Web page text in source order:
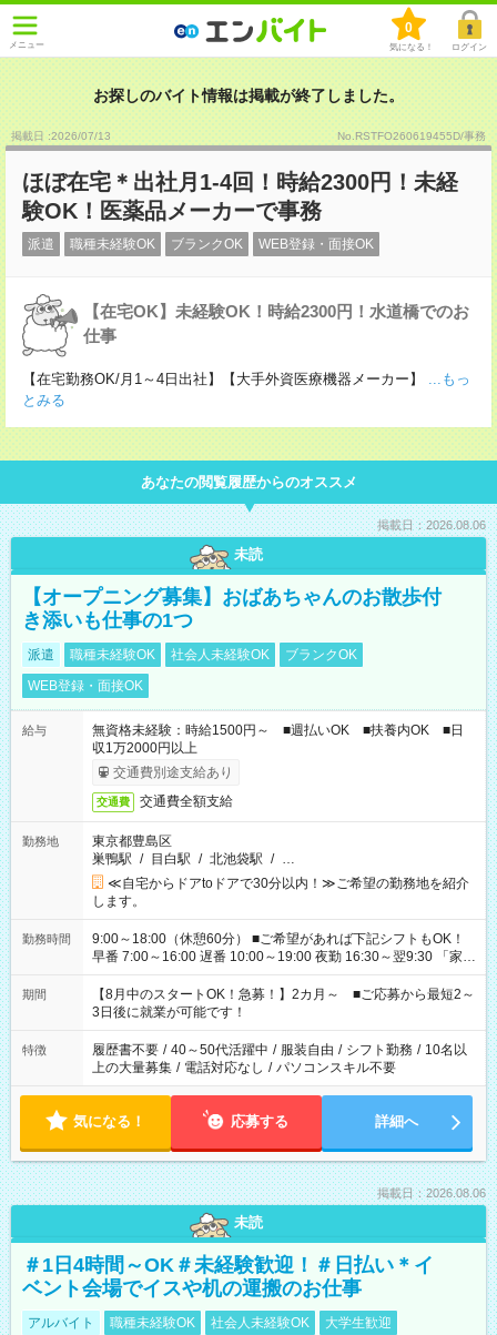
メニュー
0
気になる！ ログイン
お探しのバイト情報は掲載が終了しました。
掲載日 :2026/07/13 No.RSTFO260619455D/事務
ほぼ在宅＊出社月1-4回！時給2300円！未経
験OK！医薬品メーカーで事務
派遣 職種未経験OK ブランクOK WEB登録・面接OK
【在宅OK】未経験OK！時給2300円！水道橋でのお
仕事
【在宅勤務OK/月1～4日出社】【大手外資医療機器メーカー】
...もっ
とみる
あなたの閲覧履歴からのオススメ
掲載日：2026.08.06
未読
【オープニング募集】おばあちゃんのお散歩付
き添いも仕事の1つ
派遣 職種未経験OK 社会人未経験OK
ブランクOK
WEB登録・面接OK
給与
無資格未経験：時給1500円～ ■週払いOK ■扶養内OK ■日
収1万2000円以上
交通費別途支給あり
交通費 交通費全額支給
勤務地
東京都豊島区
巣鴨駅 / 目白駅 / 北池袋駅 / …
≪自宅からドアtoドアで30分以内！≫ご希望の勤務地を紹介
します。
勤務時間
9:00～18:00（休憩60分） ■ご希望があれば下記シフトもOK！
早番 7:00～16:00 遅番 10:00～19:00 夜勤 16:30～翌9:30 「家族
と休みを合わせたい」 「余裕を持って夕飯の準備がしたい」
「できれば残業はしたくない」 など、ご希望を教えてください
ね。 ※Wワーク希望の方へ 今ご覧のお仕事で希望する勤務時間
と、もう1つのお仕事の勤務時間。 合計で週40時間を超える場
合は応募できません。
期間
【8月中のスタートOK！急募！】2カ月～ ■ご応募から最短2～
3日後に就業が可能です！
特徴 履歴書不要 / 40～50代活躍中 / 服装自由 / シフト勤務 / 10名以
上の大量募集 / 電話対応なし / パソコンスキル不要
気になる！ 応募する 詳細へ
掲載日：2026.08.06
未読
＃1日4時間～OK＃未経験歓迎！＃日払い＊イ
ベント会場でイスや机の運搬のお仕事
アルバイト 職種未経験OK 社会人未経験OK
大学生歓迎